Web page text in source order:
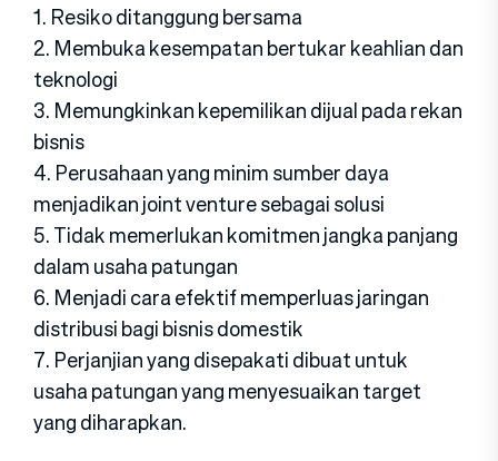
1. Resiko ditanggung bersama
2. Membuka kesempatan bertukar keahlian dan
teknologi
3. Memungkinkan kepemilikan dijual pada rekan
bisnis
4. Perusahaan yang minim sumber daya
menjadikan joint venture sebagai solusi
5. Tidak memerlukan komitmen jangka panjang
dalam usaha patungan
6. Menjadi cara efektif memperluas jaringan
distribusi bagi bisnis domestik
7. Perjanjian yang disepakati dibuat untuk
usaha patungan yang menyesuaikan target
yang diharapkan.